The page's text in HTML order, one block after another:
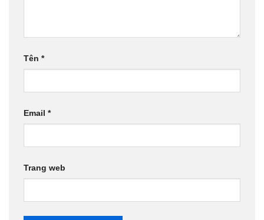
Tên *
Email *
Trang web